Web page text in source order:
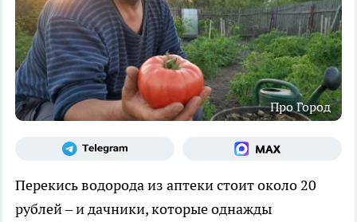
Про Город
Перекись водорода из аптеки стоит около 20
рублей – и дачники, которые однажды